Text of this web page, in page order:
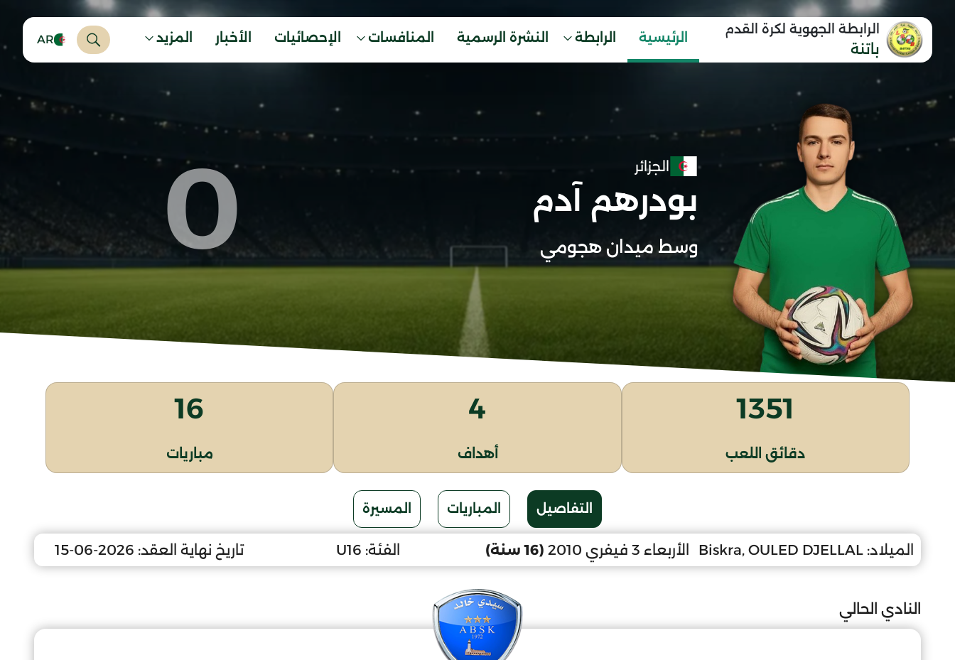
الرابطة الجهوية لكرة القدم
باتنة
الرئيسية الرابطة النشرة الرسمية المنافسات الإحصائيات الأخبار المزيد AR
الجزائر
بودرهم آدم
وسط ميدان هجومي 0
1351
دقائق اللعب
4
أهداف
16
مباريات
التفاصيل المباريات المسيرة
الميلاد: Biskra, OULED DJELLAL الأربعاء 3 فيفري 2010 (16 سنة) الفئة: U16 تاريخ نهاية العقد: 2026-06-15
النادي الحالي